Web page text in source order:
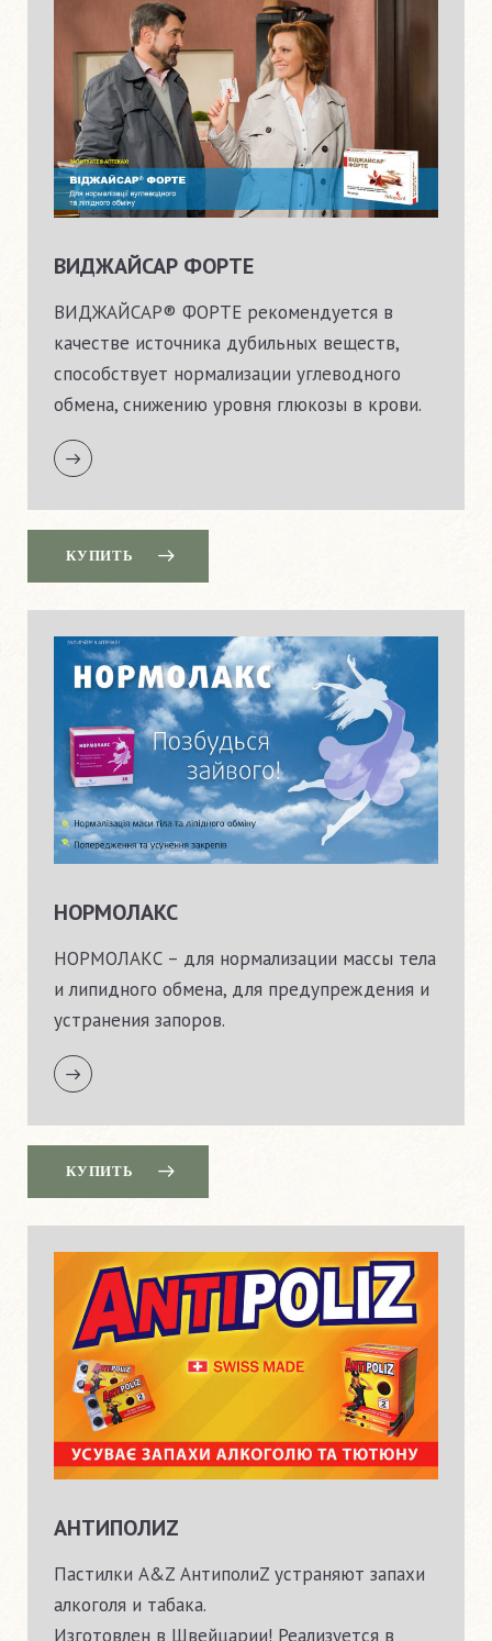
ВИДЖАЙСАР ФОРТЕ
ВИДЖАЙСАР® ФОРТЕ рекомендуется в
качестве источника дубильных веществ,
cпособствует нормализации углеводного
обмена, снижению уровня глюкозы в крови.
КУПИТЬ
НОРМОЛАКС
НОРМОЛАКС – для нормализации массы тела
и липидного обмена, для предупреждения и
устранения запоров.
КУПИТЬ
АНТИПОЛИZ
Пастилки A&Z АнтиполиZ устраняют запахи
алкоголя и табака.
Изготовлен в Швейцарии! Реализуется в